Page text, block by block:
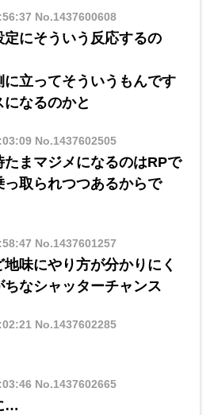
No.1437600608
定にそういう反応するの
立ってそういうもんです
なるのかと
No.1437602505
まマジメになるのはRPで
取られつつあるからで
No.1437601257
味にやり方が分かりにく
ちなシャッターチャンス
No.1437602285
No.1437602665
…